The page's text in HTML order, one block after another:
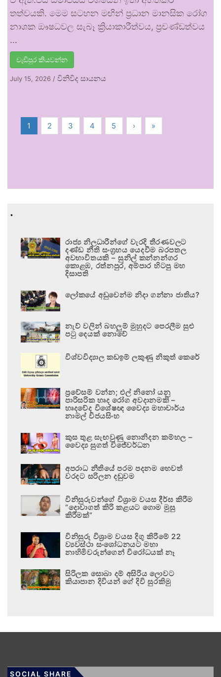
තත්වයකි. මෙම සටහන මඟින් ප්‍රධාන මානසික රෝග
නාශක ඖෂධවල සැබෑ ක්‍රියාකාරීත්වය, ප්‍රචණ්ඩත්වය
…
වැඩිපුර කියවන්න
July 15, 2026 / විනිවිද සායනය
1 2 3 4 5 › »
.
රාජ්‍ය නිලධාරීන්ගේ වැරදි තීරණවලට
දණ්ඩ නීති සංග්‍රහය යෙදවීම බරපතල
අවභාවිතයකි – සුනිල් කන්නන්ගර
කොළඹ, රත්නපුර, අම්පාර හිටපු මහ
දිසාපති
ලෝකයේ අඩුවෙන්ම නිදා ගන්නා ජාතිය?
නැව් වලින් බහලුම් මුහුදට පෙරලීම සුළු
පටු දෙයක් නොවේ
විශ්වවිද්‍යාල කඩඉම් ලකුණු නිකුත් කෙරේ
ප්‍රවේසම් වන්න; එල් නිනෝ යනු
පාරිසරික හෘද රෝග අවදානමකි –
හෘදවේද විශේෂඥ වෛද්‍ය මහාචාර්ය
නාමල් විජයසිංහ
කුස තුළ සැඟවුණු නොනිදන කම්හල –
වෛද්‍ය සුගත් විජේවර්ධන
අපරාධ නීතියේ පරම පදනම හෙවත්
වරදට සරිලන දඬුවම
විනිසුරුවන්ගේ විශ්‍රාම වයස දීර්ඝ කිරීම
“දොවාගත් කිරි කළයට ගොම මුසු
කිරීමක්”
විනිසුරු විශ්‍රාම වයස දිගු කිරීමේ 22
ව්‍යවස්ථා සංශෝධනයට මහා
නාහිමිවරුන්ගෙන් විරෝධයක් නෑ
සිරිලක සොබා දම් අසිරිය ලොවට
කියාපාන දිවියන් ගේ දිවි සුරකිමු
SOCIAL SHARE